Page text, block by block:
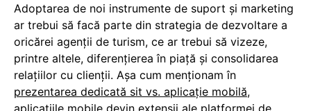
Adoptarea de noi instrumente de suport și marketing
ar trebui să facă parte din strategia de dezvoltare a
oricărei agenții de turism, ce ar trebui să vizeze,
printre altele, diferențierea în piață și consolidarea
relațiilor cu clienții. Așa cum menționam în
prezentarea dedicată sit vs. aplicație mobilă,